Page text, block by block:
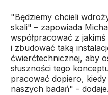
"Będziemy chcieli
skali" – zapowiada
współpracować z
i zbudować taką
ćwierćtechnicznej, aby
słuszności tego
pracować dopiero,
naszych badań" - dodaje.